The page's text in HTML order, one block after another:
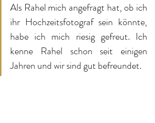
Als Rahel mich angefragt hat, ob ich
ihr Hochzeitsfotograf sein könnte,
habe ich mich riesig gefreut. Ich
kenne Rahel schon seit einigen
Jahren und wir sind gut befreundet.